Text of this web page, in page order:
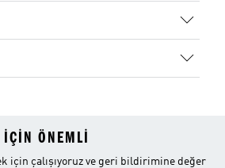
ÖNEMLI
için çalışıyoruz ve geri bildirimine değer